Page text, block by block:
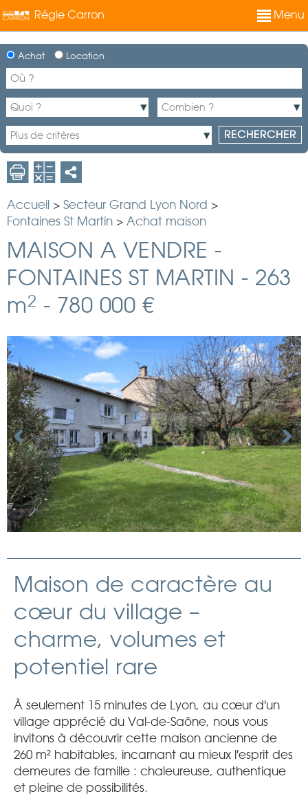
Régie Carron Menu
Achat Location
Accueil > Secteur Grand Lyon Nord >
Fontaines St Martin > Achat maison
MAISON A VENDRE -
FONTAINES ST MARTIN - 263
m2 - 780 000 €
Maison de caractère au
cœur du village –
charme, volumes et
potentiel rare
À seulement 15 minutes de Lyon, au cœur d'un
village apprécié du Val-de-Saône, nous vous
invitons à découvrir cette maison ancienne de
260 m² habitables, incarnant au mieux l'esprit des
demeures de famille : chaleureuse, authentique
et pleine de possibilités.